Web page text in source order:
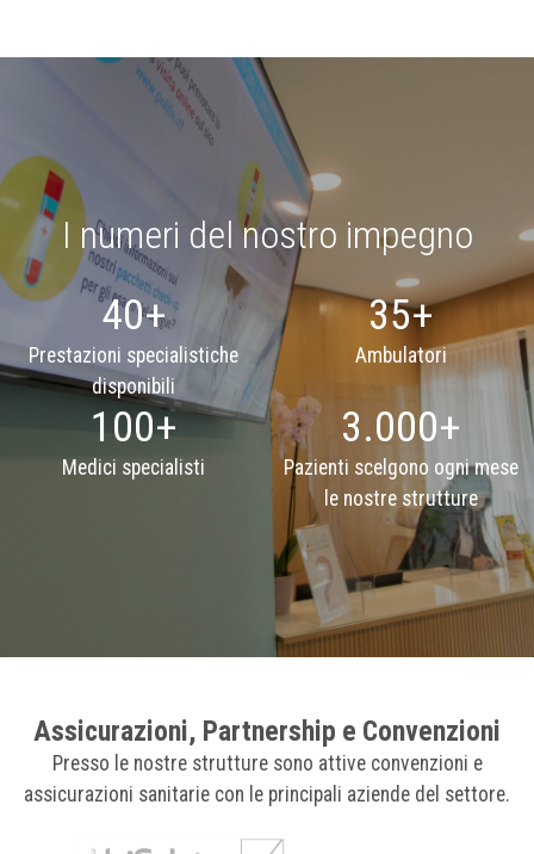
I numeri del nostro impegno
40+
Prestazioni specialistiche
disponibili
35+
Ambulatori
100+
Medici specialisti
3.000+
Pazienti scelgono ogni mese
le nostre strutture
Assicurazioni, Partnership e Convenzioni
Presso le nostre strutture sono attive convenzioni e
assicurazioni sanitarie con le principali aziende del settore.